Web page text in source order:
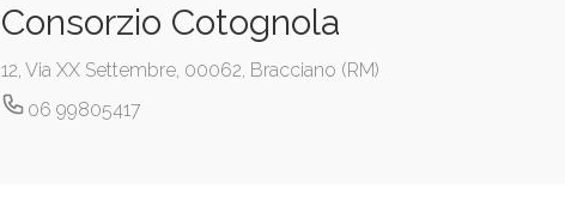
Consorzio Cotognola
12, Via XX Settembre, 00062, Bracciano (RM)
06 99805417